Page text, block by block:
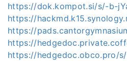
https://dok.kompot.si/s/-b-
https://
https://
https://
https://hedgedoc.obco.pro/